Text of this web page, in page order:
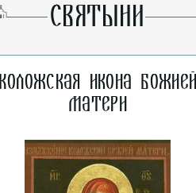
СВЯТЫНИ
Коложская икона
Матери